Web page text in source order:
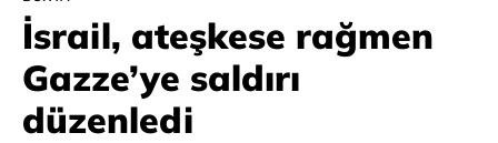
İsrail, ateşkese rağmen
Gazze’ye saldırı
düzenledi